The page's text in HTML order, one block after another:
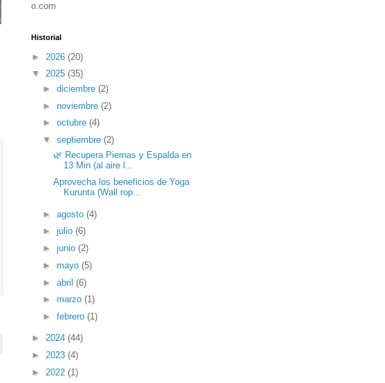
o.com
Historial
► 2026 (20)
▼ 2025 (35)
► diciembre (2)
► noviembre (2)
► octubre (4)
▼ septiembre (2)
🌿 Recupera Piernas y Espalda en
13 Min (al aire l...
Aprovecha los beneficios de Yoga
Kurunta (Wall rop...
► agosto (4)
► julio (6)
► junio (2)
► mayo (5)
► abril (6)
► marzo (1)
► febrero (1)
► 2024 (44)
► 2023 (4)
► 2022 (1)